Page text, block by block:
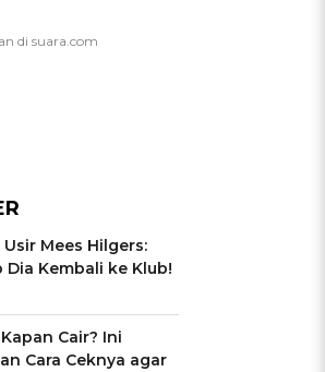
Mees Hilgers:
Dia Kembali ke Klub!
Cair? Ini
Cara Ceknya agar